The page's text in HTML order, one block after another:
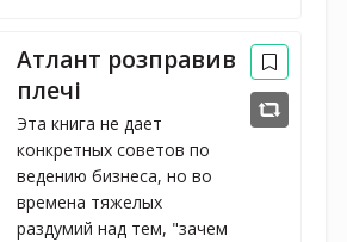
Атлант розправив
плечі
Эта книга не дает
конкретных советов по
ведению бизнеса, но во
времена тяжелых
раздумий над тем, "зачем